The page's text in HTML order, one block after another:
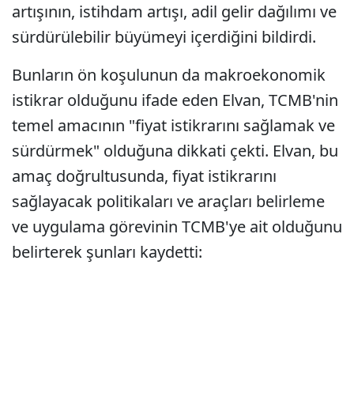
artışının, istihdam artışı, adil gelir dağılımı ve
sürdürülebilir büyümeyi içerdiğini bildirdi.
Bunların ön koşulunun da makroekonomik
istikrar olduğunu ifade eden Elvan, TCMB'nin
temel amacının "fiyat istikrarını sağlamak ve
sürdürmek" olduğuna dikkati çekti. Elvan, bu
amaç doğrultusunda, fiyat istikrarını
sağlayacak politikaları ve araçları belirleme
ve uygulama görevinin TCMB'ye ait olduğunu
belirterek şunları kaydetti: